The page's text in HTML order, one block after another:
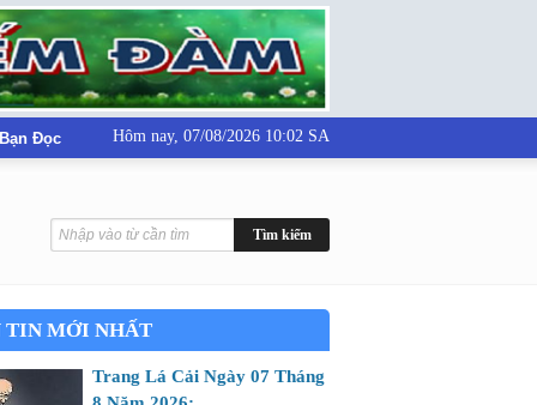
Đọc Hôm nay, 07/08/2026 10:02 SA
TIN MỚI NHẤT
Trang Lá Cải Ngày 07 Tháng